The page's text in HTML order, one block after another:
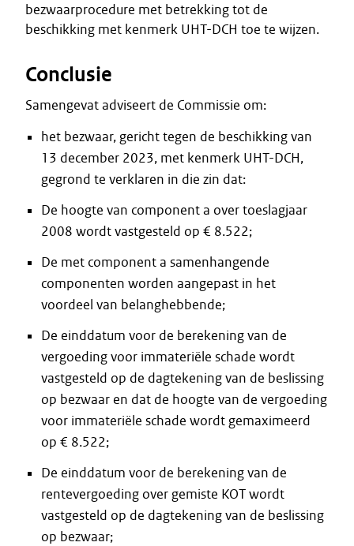
bezwaarprocedure met betrekking tot de
beschikking met kenmerk UHT-DCH toe te wijzen.
Conclusie
Samengevat adviseert de Commissie om:
het bezwaar, gericht tegen de beschikking van
13 december 2023, met kenmerk UHT-DCH,
gegrond te verklaren in die zin dat:
De hoogte van component a over toeslagjaar
2008 wordt vastgesteld op € 8.522;
De met component a samenhangende
componenten worden aangepast in het
voordeel van belanghebbende;
De einddatum voor de berekening van de
vergoeding voor immateriële schade wordt
vastgesteld op de dagtekening van de beslissing
op bezwaar en dat de hoogte van de vergoeding
voor immateriële schade wordt gemaximeerd
op € 8.522;
De einddatum voor de berekening van de
rentevergoeding over gemiste KOT wordt
vastgesteld op de dagtekening van de beslissing
op bezwaar;